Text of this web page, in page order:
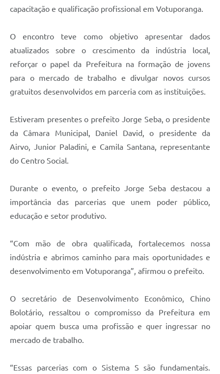
capacitação e qualificação profissional em Votuporanga.
O encontro teve como objetivo apresentar dados
atualizados sobre o crescimento da indústria local,
reforçar o papel da Prefeitura na formação de jovens
para o mercado de trabalho e divulgar novos cursos
gratuitos desenvolvidos em parceria com as instituições.
Estiveram presentes o prefeito Jorge Seba, o presidente
da Câmara Municipal, Daniel David, o presidente da
Airvo, Junior Paladini, e Camila Santana, representante
do Centro Social.
Durante o evento, o prefeito Jorge Seba destacou a
importância das parcerias que unem poder público,
educação e setor produtivo.
“Com mão de obra qualificada, fortalecemos nossa
indústria e abrimos caminho para mais oportunidades e
desenvolvimento em Votuporanga”, afirmou o prefeito.
O secretário de Desenvolvimento Econômico, Chino
Bolotário, ressaltou o compromisso da Prefeitura em
apoiar quem busca uma profissão e quer ingressar no
mercado de trabalho.
“Essas parcerias com o Sistema S são fundamentais.